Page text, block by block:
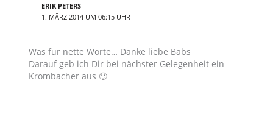
ERIK PETERS
1. MÄRZ 2014 UM 06:15 UHR
Was für nette Worte… Danke liebe Babs
Darauf geb ich Dir bei nächster Gelegenheit ein
Krombacher aus 🙂